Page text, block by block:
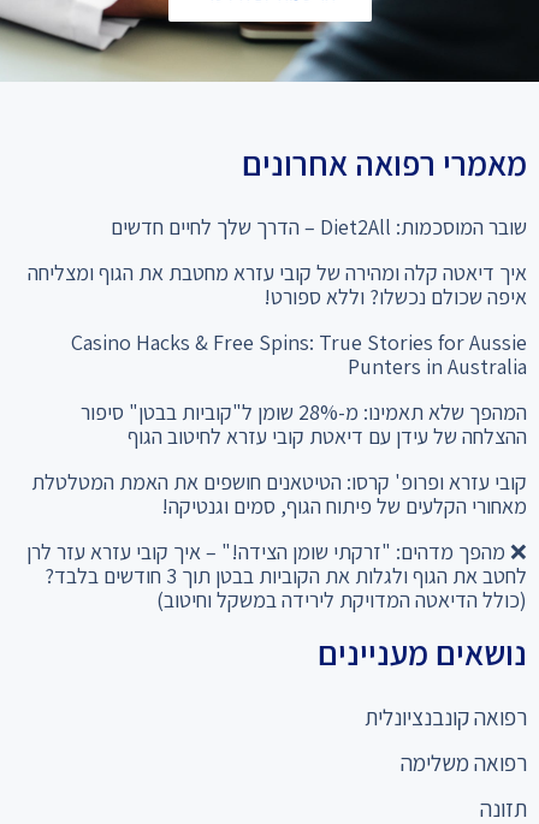
מאמרי רפואה אחרונים
שובר המוסכמות: Diet2All – הדרך שלך לחיים חדשים
איך דיאטה קלה ומהירה של קובי עזרא מחטבת את הגוף ומצליחה
איפה שכולם נכשלו? וללא ספורט!
Casino Hacks & Free Spins: True Stories for Aussie
Punters in Australia
המהפך שלא תאמינו: מ-28% שומן ל"קוביות בבטן" סיפור
ההצלחה של עידן עם דיאטת קובי עזרא לחיטוב הגוף
קובי עזרא ופרופ' קרסו: הטיטאנים חושפים את האמת המטלטלת
מאחורי הקלעים של פיתוח הגוף, סמים וגנטיקה!
❌ מהפך מדהים: "זרקתי שומן הצידה!" – איך קובי עזרא עזר לרן
לחטב את הגוף ולגלות את הקוביות בבטן תוך 3 חודשים בלבד?
(כולל הדיאטה המדויקת לירידה במשקל וחיטוב)
נושאים מעניינים
רפואה קונבנציונלית
רפואה משלימה
תזונה